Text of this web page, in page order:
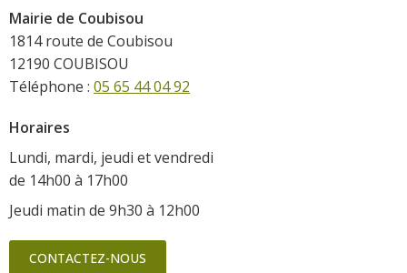
Mairie de Coubisou
1814 route de Coubisou
12190 COUBISOU
Téléphone : 05 65 44 04 92
Horaires
Lundi, mardi, jeudi et vendredi
de 14h00 à 17h00
Jeudi matin de 9h30 à 12h00
CONTACTEZ-NOUS